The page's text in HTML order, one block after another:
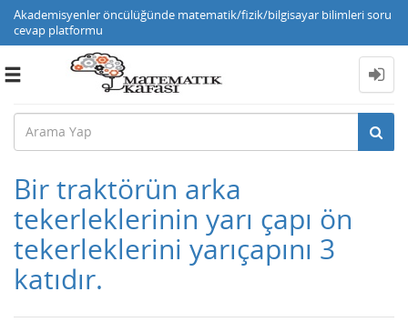
Akademisyenler öncülüğünde matematik/fizik/bilgisayar bilimleri soru
cevap platformu
Toggle
Bir traktörün arka
tekerleklerinin yarı çapı ön
tekerleklerini yarıçapını 3
katıdır.